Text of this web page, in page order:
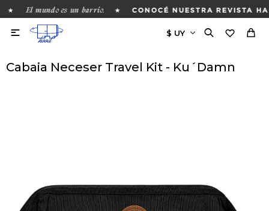
★ El mundo es un barrio. ★ CONOCÉ NUESTRA REVISTA

Cabaia Neceser Travel Kit - Ku´Damn